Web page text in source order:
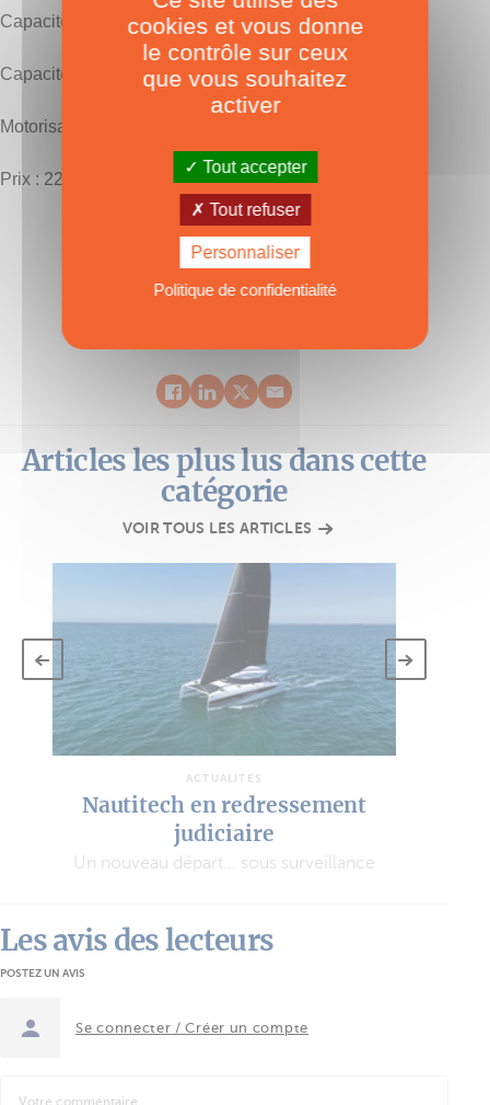
Capacité eau : 2 x 250 l
Capacité gazole : 2 x 250 l
Motorisation : 2 x 20/30 CV
Prix : 225 000 € HT
Aventura 37,Aventura Catamarans
Articles les plus lus dans cette
catégorie
VOIR TOUS LES ARTICLES
ACTUALITÉS
Nautitech en redressement
judiciaire
Un nouveau départ... sous surveillance
Les avis des lecteurs
POSTEZ UN AVIS
Se connecter / Créer un compte
cookies et vous donne
le contrôle sur ceux
que vous souhaitez
activer
Tout accepter
Tout refuser
Personnaliser
Politique de confidentialité